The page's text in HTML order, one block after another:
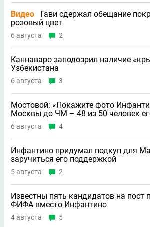
Видео
Гави сдержал обещание
розовый цвет
6 августа 2
Каннаваро заподозрил наличие
Узбекистана
6 августа 3
Мостовой: «Покажите фото
Москвы до ЧМ – 48 из 50 человек
6 августа 4
Инфантино придумал подкуп для
заручиться его поддержкой
5 августа 2
Известны пять кандидатов на пост
ФИФА вместо Инфантино
4 августа 5